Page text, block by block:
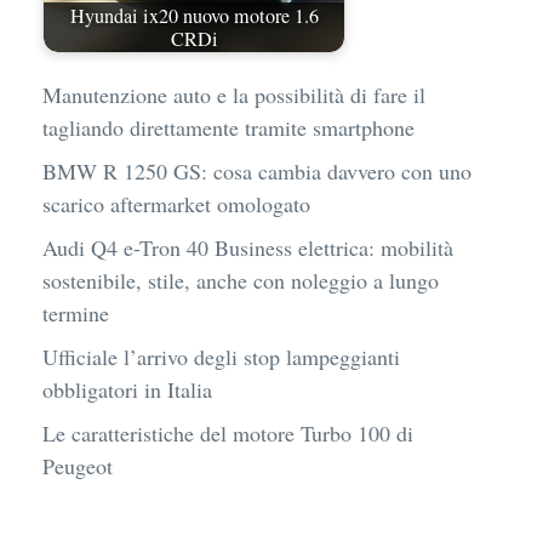
Hyundai ix20 nuovo motore 1.6
CRDi
Manutenzione auto e la possibilità di fare il
tagliando direttamente tramite smartphone
BMW R 1250 GS: cosa cambia davvero con uno
scarico aftermarket omologato
Audi Q4 e-Tron 40 Business elettrica: mobilità
sostenibile, stile, anche con noleggio a lungo
termine
Ufficiale l’arrivo degli stop lampeggianti
obbligatori in Italia
Le caratteristiche del motore Turbo 100 di
Peugeot